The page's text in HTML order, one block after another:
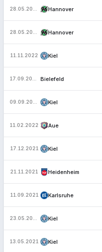
Hannover
Hannover
11.11.2022 Kiel
Bielefeld
Kiel
11.02.2022 Aue
17.12.2021 Kiel
21.11.2021 Heidenheim
11.09.2021 Karlsruhe
Kiel
13.05.2021 Kiel